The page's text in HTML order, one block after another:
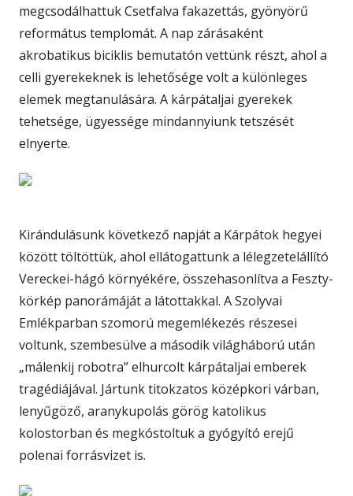
megcsodálhattuk Csetfalva fakazettás, gyönyörű
református templomát. A nap zárásaként
akrobatikus biciklis bemutatón vettünk részt, ahol a
celli gyerekeknek is lehetősége volt a különleges
elemek megtanulására. A kárpátaljai gyerekek
tehetsége, ügyessége mindannyiunk tetszését
elnyerte.
Kirándulásunk következő napját a Kárpátok hegyei
között töltöttük, ahol ellátogattunk a lélegzetelállító
Vereckei-hágó környékére, összehasonlítva a Feszty-
körkép panorámáját a látottakkal. A Szolyvai
Emlékparban szomorú megemlékezés részesei
voltunk, szembesülve a második világháború után
„málenkij robotra” elhurcolt kárpátaljai emberek
tragédiájával. Jártunk titokzatos középkori várban,
lenyűgöző, aranykupolás görög katolikus
kolostorban és megkóstoltuk a gyógyító erejű
polenai forrásvizet is.